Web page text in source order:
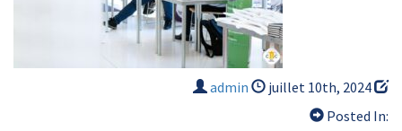
admin
juillet 10th, 2024
Posted In: